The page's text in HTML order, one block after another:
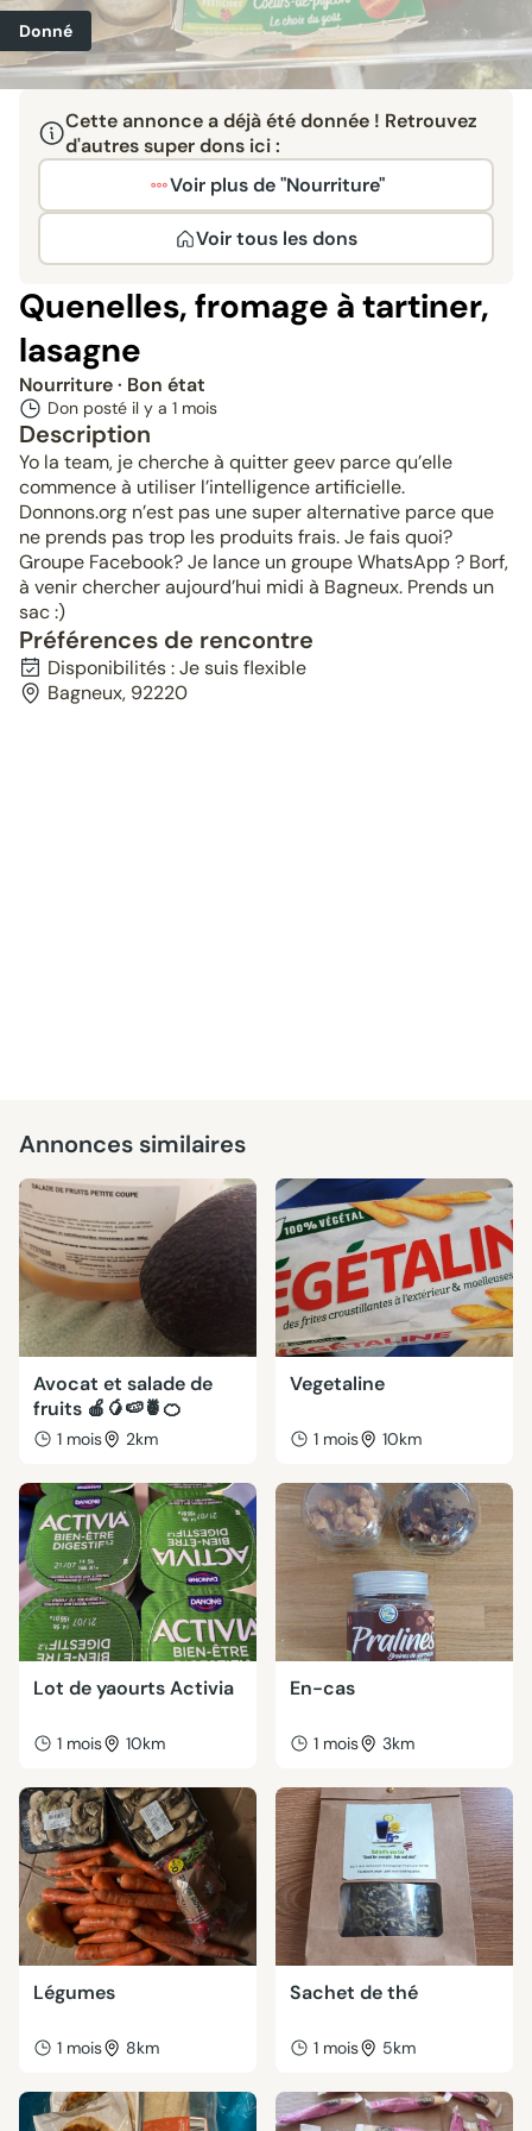
Donné
Cette annonce a déjà été donnée ! Retrouvez
d'autres super dons ici :
Voir plus de "Nourriture"
Voir tous les dons
Quenelles, fromage à tartiner,
lasagne
Nourriture· Bon état
Don posté il y a 1 mois
Description
Yo la team, je cherche à quitter geev parce qu’elle
commence à utiliser l’intelligence artificielle.
Donnons.org n’est pas une super alternative parce que
ne prends pas trop les produits frais. Je fais quoi?
Groupe Facebook? Je lance un groupe WhatsApp ? Borf,
à venir chercher aujourd’hui midi à Bagneux. Prends un
sac :)
Préférences de rencontre
Disponibilités : Je suis flexible
Bagneux, 92220
Annonces similaires
Avocat et salade de
fruits 🍎🥭🍉🍍🍊
1 mois 2km
Vegetaline
1 mois 10km
Lot de yaourts Activia
1 mois 10km
En-cas
1 mois 3km
Légumes
1 mois 8km
Sachet de thé
1 mois 5km